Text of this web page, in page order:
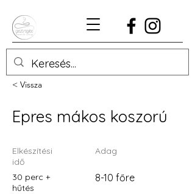
< Vissza
Epres mákos koszorú
Elkészítési
idő
30 perc +
hűtés
Adag
8-10 főre